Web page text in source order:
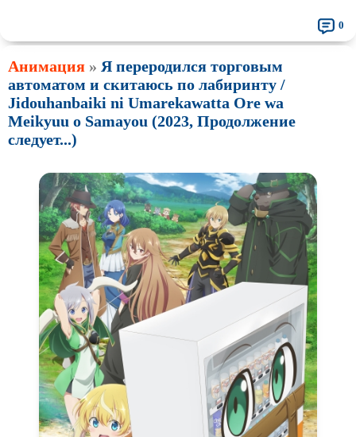
0
Анимация » Я переродился торговым
автоматом и скитаюсь по лабиринту /
Jidouhanbaiki ni Umarekawatta Ore wa
Meikyuu o Samayou (2023, Продолжение
следует...)